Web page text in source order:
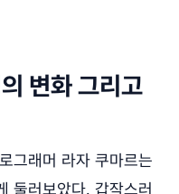
변화 그리고
그래머 라자 쿠마르는
둘러보았다. 갑작스러